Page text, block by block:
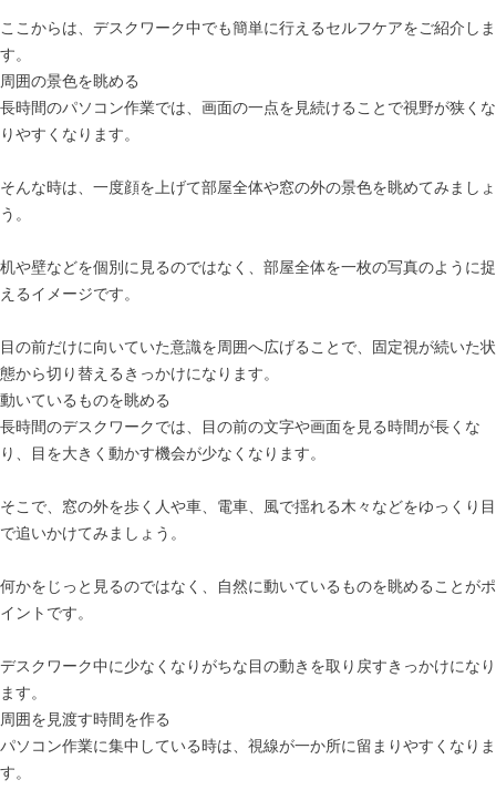
ここからは、デスクワーク中でも簡単に行えるセルフケアをご紹介しま
す。
周囲の景色を眺める
長時間のパソコン作業では、画面の一点を見続けることで視野が狭くな
りやすくなります。
そんな時は、一度顔を上げて部屋全体や窓の外の景色を眺めてみましょ
う。
机や壁などを個別に見るのではなく、部屋全体を一枚の写真のように捉
えるイメージです。
目の前だけに向いていた意識を周囲へ広げることで、固定視が続いた状
態から切り替えるきっかけになります。
動いているものを眺める
長時間のデスクワークでは、目の前の文字や画面を見る時間が長くな
り、目を大きく動かす機会が少なくなります。
そこで、窓の外を歩く人や車、電車、風で揺れる木々などをゆっくり目
で追いかけてみましょう。
何かをじっと見るのではなく、自然に動いているものを眺めることがポ
イントです。
デスクワーク中に少なくなりがちな目の動きを取り戻すきっかけになり
ます。
周囲を見渡す時間を作る
パソコン作業に集中している時は、視線が一か所に留まりやすくなりま
す。